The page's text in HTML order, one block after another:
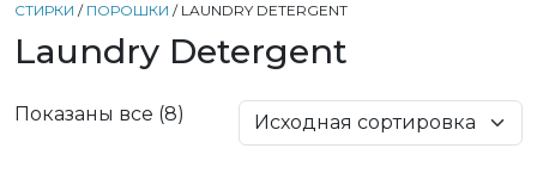
СТИРКИ / ПОРОШКИ / LAUNDRY DETERGENT
Laundry Detergent
Показаны все (8)